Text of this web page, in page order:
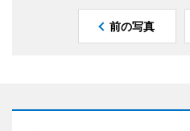
前の写真